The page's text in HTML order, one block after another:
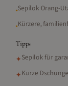
•Sepilok Orang-
•Kürzere,
Tipps
✦Sepilok für
✦Kurze